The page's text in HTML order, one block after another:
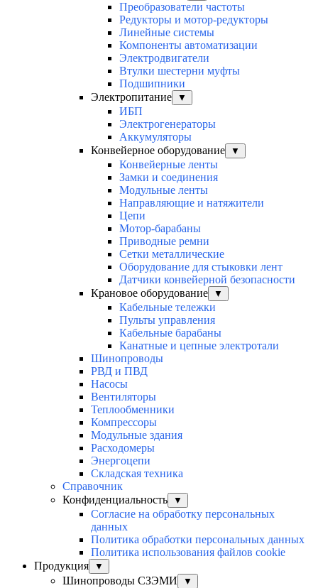
Преобразователи частоты
Редукторы и мотор-редукторы
Линейные системы
Компоненты автоматизации
Электродвигатели
Втулки шестерни муфты
Подшипники
Электропитание
▼
ИБП
Электрогенераторы
Аккумуляторы
Конвейерное оборудование
▼
Конвейерные ленты
Замки и соединения
Модульные ленты
Направляющие и натяжители
Цепи
Мотор-барабаны
Приводные ремни
Сетки металлические
Оборудование для стыковки лент
Датчики конвейерной безопасности
Крановое оборудование
▼
Кабельные тележки
Пульты управления
Кабельные барабаны
Канатные и цепные электротали
Шинопроводы
РВД и ПВД
Насосы
Вентиляторы
Теплообменники
Компрессоры
Модульные здания
Расходомеры
Энергоцепи
Складская техника
Справочник
Конфиденциальность
▼
Согласие на обработку персональных
данных
Политика обработки персональных данных
Политика использования файлов cookie
Продукция
▼
Шинопроводы СЗЭМИ ▼